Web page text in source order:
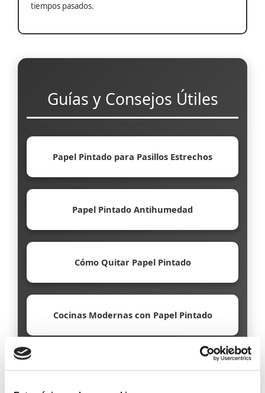
tiempos pasados.
Guías y Consejos Útiles
Papel Pintado para Pasillos Estrechos
Papel Pintado Antihumedad
Cómo Quitar Papel Pintado
Cocinas Modernas con Papel Pintado
Papel Pintado Ecológico